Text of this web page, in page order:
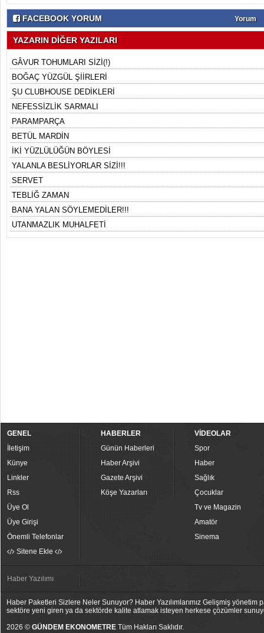
FACEBOOK YORUM Yorum
YAZARIN DİĞER YAZILARI
GÂVUR TOHUMLARI SİZİ(!)
BOĞAÇ YÜZGÜL ŞİİRLERİ
ŞU CLUBHOUSE DEDİKLERİ
NEFESSİZLİK SARMALI
PARAMPARÇA
BETÜL MARDİN
İKİ YÜZLÜLÜĞÜN BÖYLESİ
YALANLA BESLİYORLAR SİZİ!!!
SERVET
TEBLİĞ ZAMAN
BANA YALAN SÖYLEMEDİLER!!!
UTANMAZLIK MUHALFETİ
GENEL
İletişim
Künye
Linkler
Rss
Üye Ol
Üye Girişi
Önemli Telefonlar
Sitene Ekle
HABERLER
Günün Haberleri
Haber Arşivi
Gazete Arşivi
Köşe Yazarları
VİDEOLAR
Spor
Haber
Sağlık
Çocuklar
Tv ve Magazin
Amatör
Sinema
Haber Yazılımı
Haber Paketleri Sizlere Neler Sunuyor? Haber Yazılımlarımız Gelişmiş
sektöre yeni giren ya da sektörde kalite atlamak isteyen herkese çözümler
2026 © GÜNDEM EKONOMETRE Tüm Hakları Saklıdır.